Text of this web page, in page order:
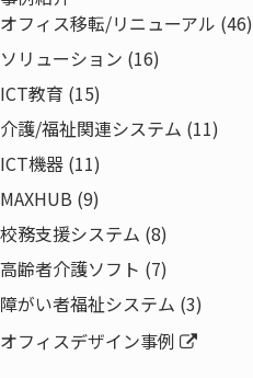
オフィス移転/リニューアル (46)
ソリューション (16)
ICT教育 (15)
介護/福祉関連システム (11)
ICT機器 (11)
MAXHUB (9)
校務支援システム (8)
高齢者介護ソフト (7)
障がい者福祉システム (3)
オフィスデザイン事例